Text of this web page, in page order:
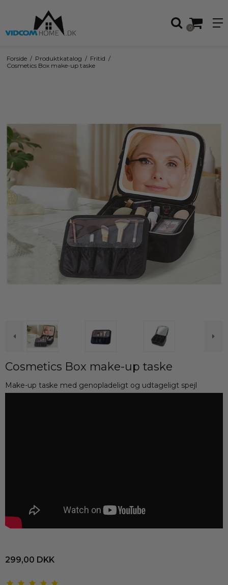
0
Forside / Produktkatalog / Fritid /
Cosmetics Box make-up taske
Cosmetics Box make-up taske
Make-up taske med genopladeligt og udtageligt spejl
299,00 DKK